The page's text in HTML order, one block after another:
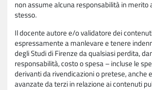
non assume alcuna responsabilità in merito
stesso.
Il docente autore e/o validatore dei
espressamente a manlevare e tenere
degli Studi di Firenze da qualsiasi perdita,
responsabilità, costo o spesa – incluse le
derivanti da rivendicazioni o pretese, anche
avanzate da terzi in relazione ai contenuti